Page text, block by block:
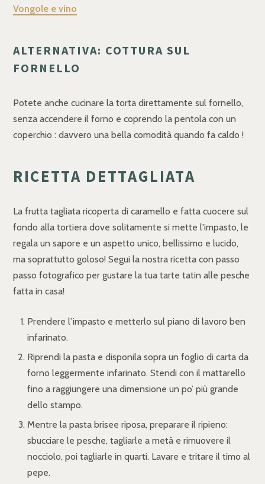
Vongole e vino
ALTERNATIVA: COTTURA SUL
FORNELLO
Potete anche cucinare la torta direttamente sul fornello,
senza accendere il forno e coprendo la pentola con un
coperchio : davvero una bella comodità quando fa caldo !
RICETTA DETTAGLIATA
La frutta tagliata ricoperta di caramello e fatta cuocere sul
fondo alla tortiera dove solitamente si mette l'impasto, le
regala un sapore e un aspetto unico, bellissimo e lucido,
ma soprattutto goloso! Segui la nostra ricetta con passo
passo fotografico per gustare la tua tarte tatin alle pesche
fatta in casa!
Prendere l’impasto e metterlo sul piano di lavoro ben
infarinato.
Riprendi la pasta e disponila sopra un foglio di carta da
forno leggermente infarinato. Stendi con il mattarello
fino a raggiungere una dimensione un po’ più grande
dello stampo.
Mentre la pasta brisee riposa, preparare il ripieno:
sbucciare le pesche, tagliarle a metà e rimuovere il
nocciolo, poi tagliarle in quarti. Lavare e tritare il timo al
pepe.